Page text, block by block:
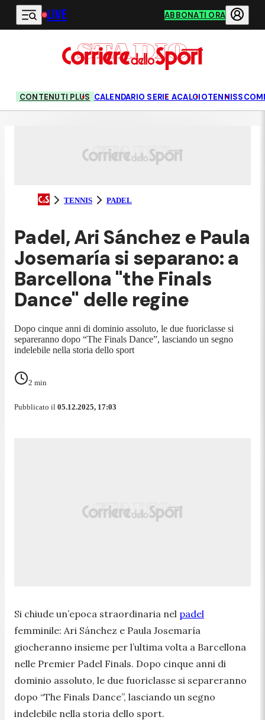
Vai al contenuto principale
LIVE ABBONATI ORA
CONTENUTI PLUS CALENDARIO SERIE ACALCIOTENNIS
TENNIS PADEL
Padel, Ari Sánchez e Paula
Josemaría si separano: a
Barcellona "the Finals
Dance" delle regine
Dopo cinque anni di dominio assoluto, le due fuoriclasse si
separeranno dopo “The Finals Dance”, lasciando un segno
indelebile nella storia dello sport
2 min
Pubblicato il 05.12.2025, 17:03
Si chiude un’epoca straordinaria nel padel
femminile: Ari Sánchez e Paula Josemaría
giocheranno insieme per l’ultima volta a Barcellona
nelle Premier Padel Finals. Dopo cinque anni di
dominio assoluto, le due fuoriclasse si separeranno
dopo “The Finals Dance”, lasciando un segno
indelebile nella storia dello sport.